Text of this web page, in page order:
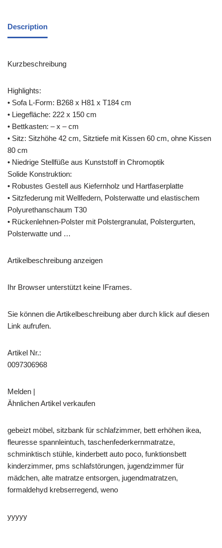
Description
Kurzbeschreibung
Highlights:
• Sofa L-Form: B268 x H81 x T184 cm
• Liegefläche: 222 x 150 cm
• Bettkasten: – x – cm
• Sitz: Sitzhöhe 42 cm, Sitztiefe mit Kissen 60 cm, ohne Kissen
80 cm
• Niedrige Stellfüße aus Kunststoff in Chromoptik
Solide Konstruktion:
• Robustes Gestell aus Kiefernholz und Hartfaserplatte
• Sitzfederung mit Wellfedern, Polsterwatte und elastischem
Polyurethanschaum T30
• Rückenlehnen-Polster mit Polstergranulat, Polstergurten,
Polsterwatte und …
Artikelbeschreibung anzeigen
Ihr Browser unterstützt keine IFrames.
Sie können die Artikelbeschreibung aber durch klick auf diesen
Link aufrufen.
Artikel Nr.:
0097306968
Melden |
Ähnlichen Artikel verkaufen
gebeizt möbel, sitzbank für schlafzimmer, bett erhöhen ikea,
fleuresse spannleintuch, taschenfederkernmatratze,
schminktisch stühle, kinderbett auto poco, funktionsbett
kinderzimmer, pms schlafstörungen, jugendzimmer für
mädchen, alte matratze entsorgen, jugendmatratzen,
formaldehyd krebserregend, weno
yyyyy